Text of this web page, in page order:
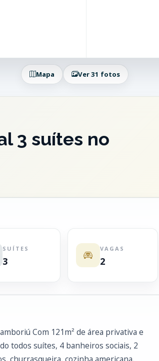
Mapa Ver 31 fotos
3 suítes no
SUÍTES
3
VAGAS
2
Com 121m² de área privativa e
todos suítes, 4 banheiros sociais, 2